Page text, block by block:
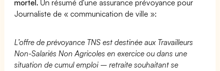
mortel. Un résumé d'une assurance prévoyance pour
Journaliste de « communication de ville »:
L’offre de prévoyance TNS est destinée aux Travailleurs
Non-Salariés Non Agricoles en exercice ou dans une
situation de cumul emploi – retraite souhaitant se